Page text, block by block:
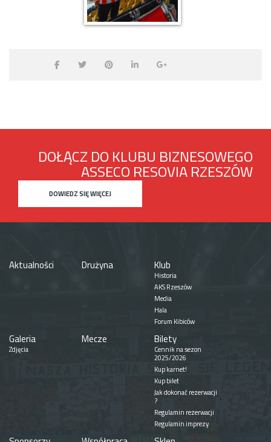
DOŁĄCZ DO KLUBU BIZNESOWEGO
ASSECO RESOVIA RZESZÓW
DOWIEDZ SIĘ WIĘCEJ
Aktualności Drużyna Klub
Historia
AKS Rzeszów
Media
Hala
Forum Kibiców
Galeria
Zdjęcia
Mecze Bilety
Cennik na sezon
2025/2026
Kup karnet!
Kup bilet
Jak dokonać rezerwacji
?
Regulamin rezerwacji
Regulamin imprezy